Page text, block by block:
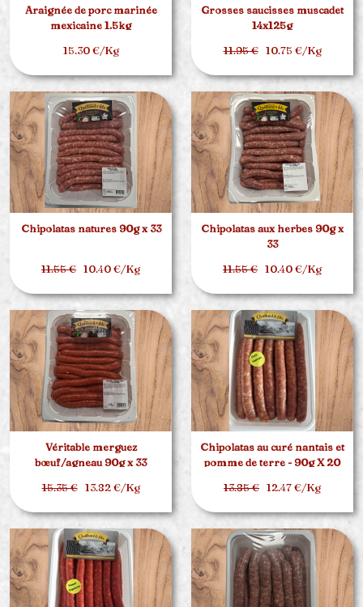
Araignée de porc marinée
mexicaine 1.5kg
15.30 €/Kg
Grosses saucisses muscadet
14x125g
11.95 €10.75 €/Kg
Chipolatas natures 90g x 33
11.55 € 10.40 €/Kg
Chipolatas aux herbes 90g x
33
11.55 € 10.40 €/Kg
Véritable merguez
bœuf/agneau 90g x 33
15.35 €13.82 €/Kg
Chipolatas au curé nantais et
pomme de terre - 90g X 20
13.85 € 12.47 €/Kg